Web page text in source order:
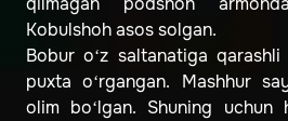
Kobulshoh asos solgan.
Bobur o‘z saltanatiga
puxta o‘rgangan. Mashhur
olim bo‘lgan. Shuning uchun